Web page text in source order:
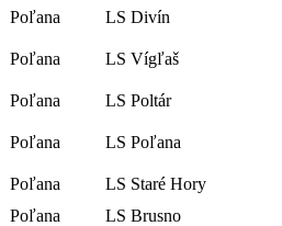
Poľana LS Divín
Poľana
LS Vígľaš
Poľana
LS Poltár
Poľana
LS Poľana
Poľana
LS Staré Hory
Poľana
LS Brusno